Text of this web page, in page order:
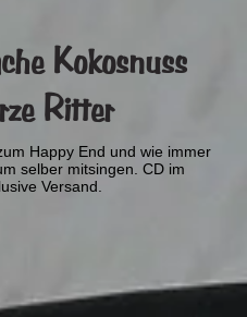
Kokosnuss
Ritter
Happy End und wie immer
selber mitsingen. CD im
Versand.